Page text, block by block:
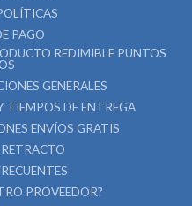
PAGO
REDIMIBLE PUNTOS
GENERALES
TIEMPOS DE ENTREGA
ENVÍOS GRATIS
PROVEEDOR?